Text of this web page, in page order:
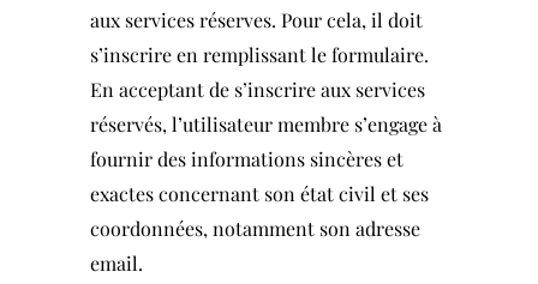
aux services réserves. Pour cela, il doit
s’inscrire en remplissant le formulaire.
En acceptant de s’inscrire aux services
réservés, l’utilisateur membre s’engage à
fournir des informations sincères et
exactes concernant son état civil et ses
coordonnées, notamment son adresse
email.